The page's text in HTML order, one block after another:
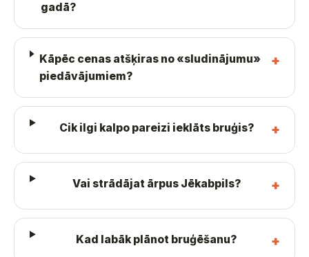
gadā?
Kāpēc cenas atšķiras no «sludinājumu»
piedāvājumiem?
Cik ilgi kalpo pareizi ieklāts bruģis?
Vai strādājat ārpus Jēkabpils?
Kad labāk plānot bruģēšanu?